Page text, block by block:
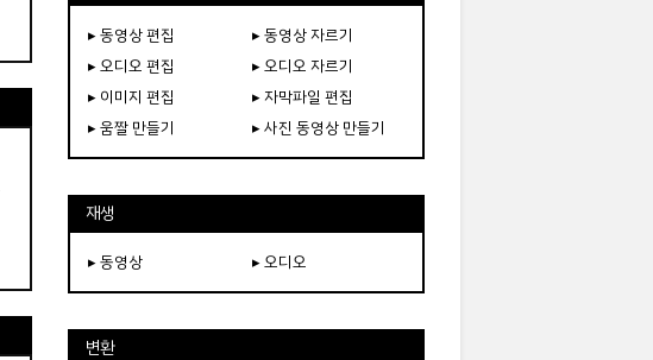
▸ 동영상 편집
▸ 동영상 자르기
▸ 오디오 편집
▸ 오디오 자르기
▸ 이미지 편집
▸ 자막파일 편집
▸ 움짤 만들기
▸ 사진 동영상 만들기
재생
▸ 동영상 ▸ 오디오
변환